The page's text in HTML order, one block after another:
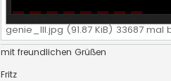
genie_III.jpg (91.87 KiB) 33687 mal
mit freundlichen Grüßen
Fritz